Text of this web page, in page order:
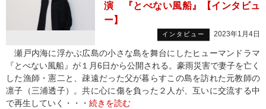
演 『とべない風船』【インタビュ
ー】
インタビュー 2023年1月4日
瀬戸内海に浮かぶ広島の小さな島を舞台にしたヒューマンドラマ
『とべない風船』が１月6日から公開される。豪雨災害で妻子を亡く
した漁師・憲二と、疎遠だった父が暮らすこの島を訪れた元教師の
凛子（三浦透子）。共に心に傷を負った２人が、互いに交流する中
で再生していく・・・ 続きを読む